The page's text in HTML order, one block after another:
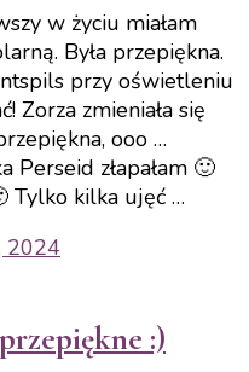
w życiu miałam
Była przepiękna.
przy oświetleniu
Zorza zmieniała się
ooo …
Perseid złapałam 🙂
Tylko kilka ujęć …
2024
:)